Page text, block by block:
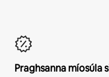
Praghsanna míosúla